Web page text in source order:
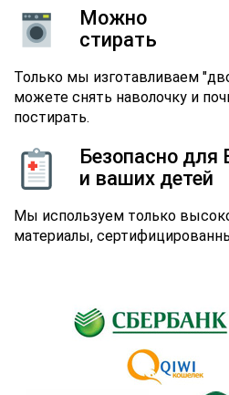
Можно
стирать
Только мы изготавливаем
можете снять наволочку и
постирать.
Безопасно для
и ваших детей
Мы используем только
материалы,